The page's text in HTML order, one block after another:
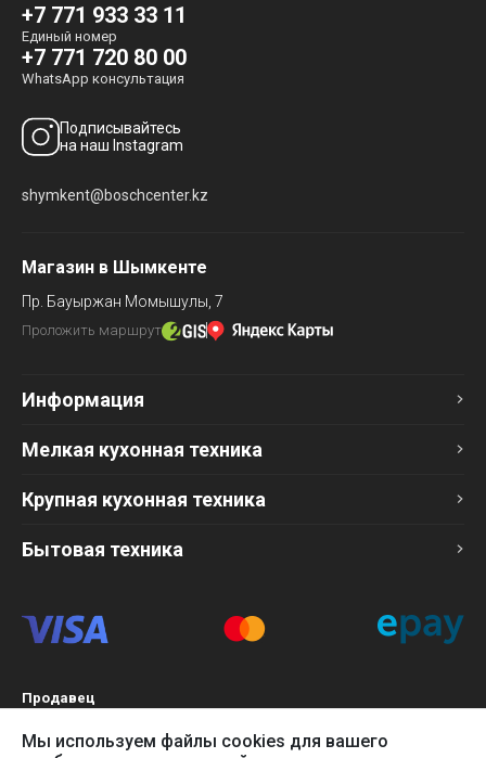
+7 771 933 33 11
Единый номер
+7 771 720 80 00
WhatsApp консультация
Подписывайтесь
на наш Instagram
shymkent@boschcenter.kz
Магазин в Шымкенте
Пр. Бауыржан Момышулы, 7
Проложить маршрут
Информация
Мелкая кухонная техника
Крупная кухонная техника
Бытовая техника
Продавец
БИН 120140015907
Мы используем файлы cookies для вашего